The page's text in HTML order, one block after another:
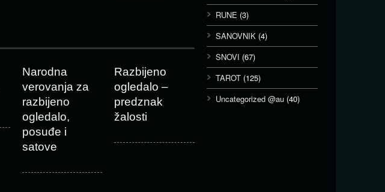
Narodna
verovanja za
razbijeno
ogledalo,
posuđe i
satove
Razbijeno
ogledalo –
predznak
žalosti
RUNE (3)
SANOVNIK (4)
SNOVI (67)
TAROT (125)
Uncategorized @au (40)